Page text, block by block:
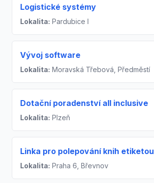
Logistické systémy
Lokalita: Pardubice I
Vývoj software
Lokalita: Moravská Třebová, Předměstí
Dotační poradenství all inclusive
Lokalita: Plzeň
Linka pro polepování knih etiketou
Lokalita: Praha 6, Břevnov